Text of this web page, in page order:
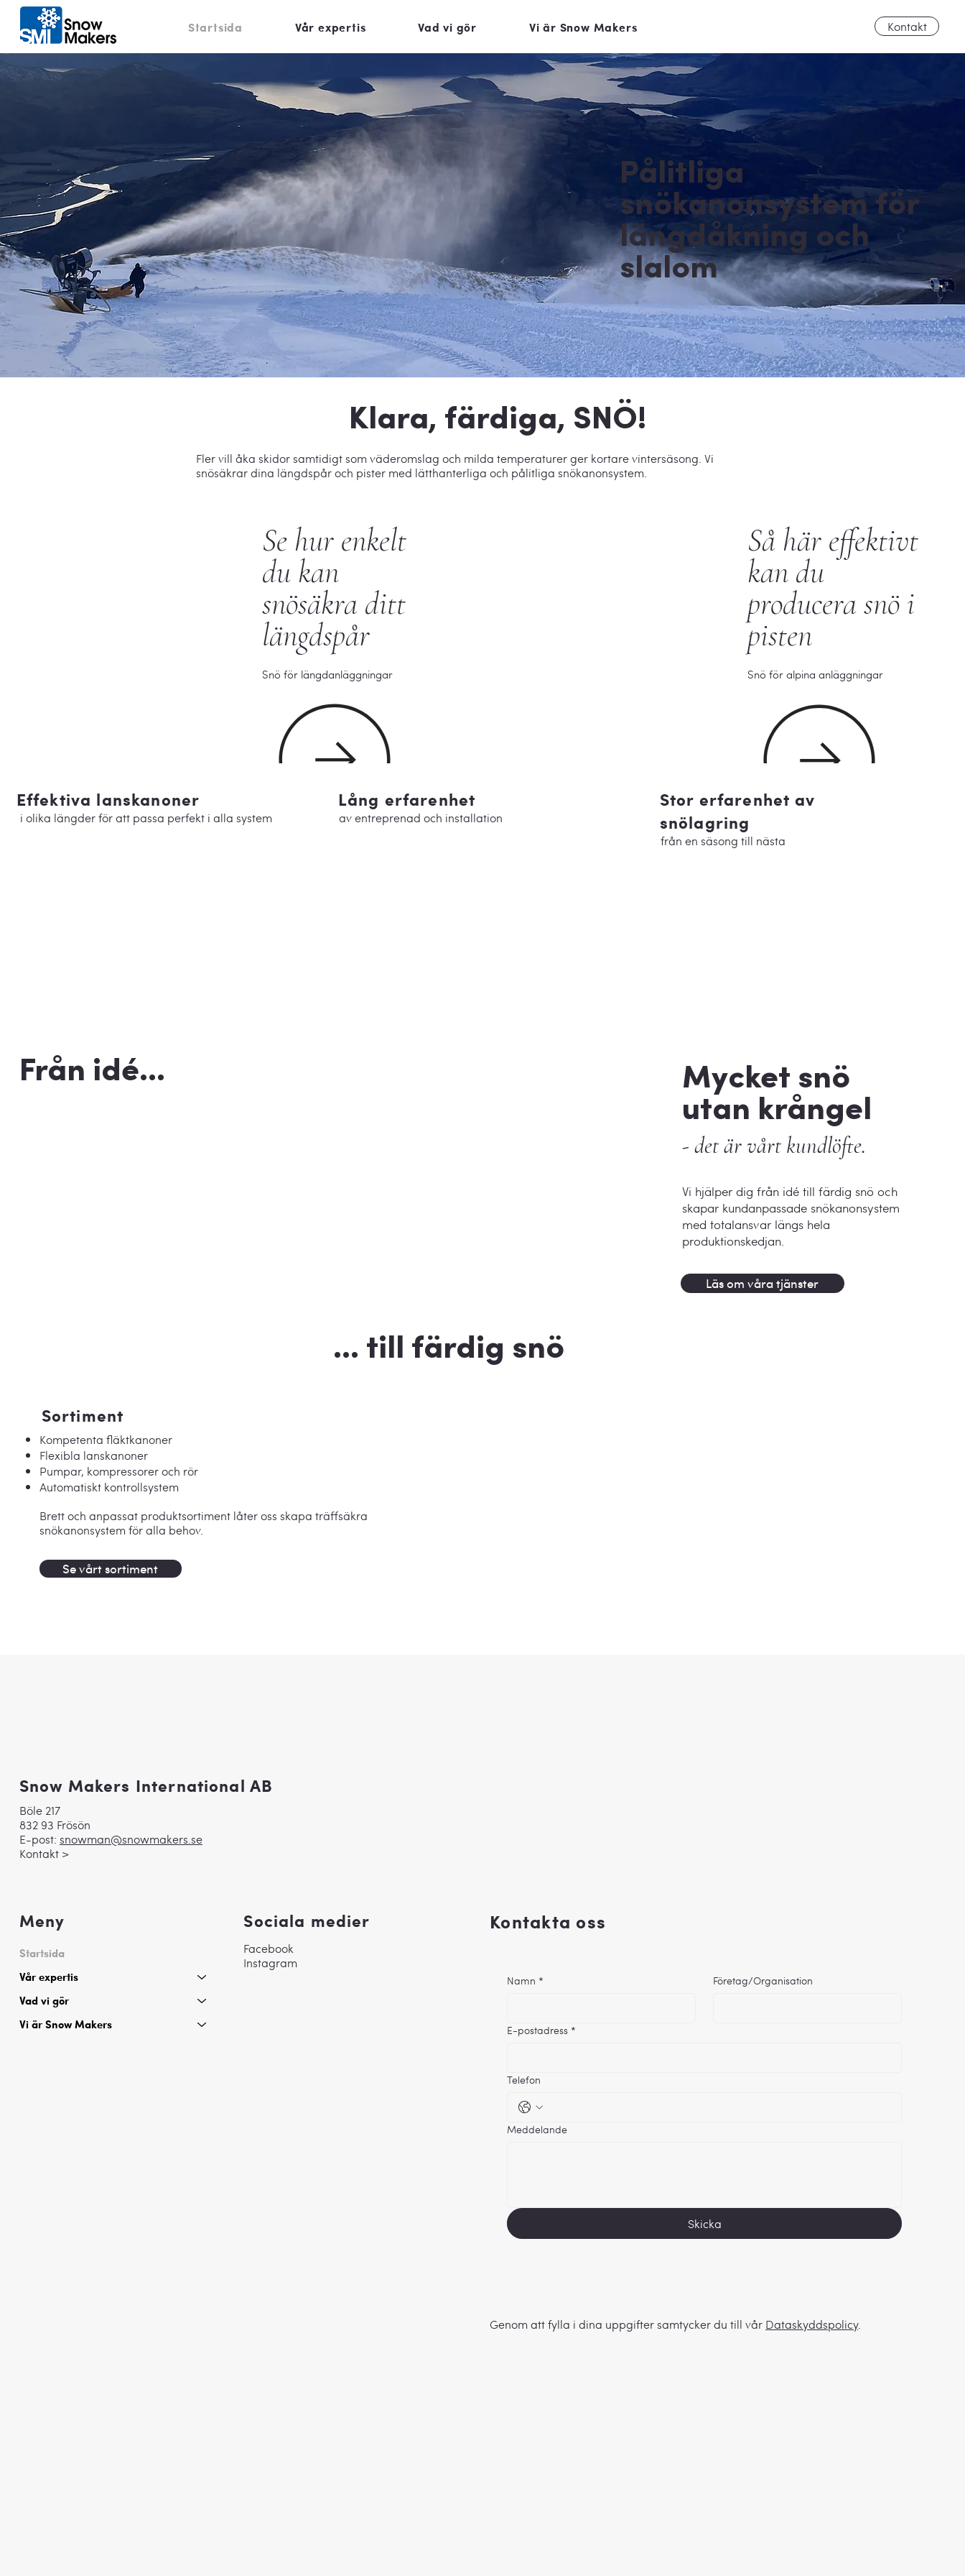
Startsida Vår expertis Vad vi gör Vi är Snow Makers Kontakt
Pålitliga
snökanonsystem för
längdåkning och
slalom
Klara, färdiga, SNÖ!
Fler vill åka skidor samtidigt som väderomslag och milda temperaturer ger kortare vintersäsong. Vi
snösäkrar dina längdspår och pister med lätthanterliga och pålitliga snökanonsystem.
Se hur enkelt
du kan
snösäkra ditt
längdspår
Snö för längdanläggningar
Så här effektivt
kan du
producera snö i
pisten
Snö för alpina anläggningar
Effektiva lanskanoner
i olika längder för att passa perfekt i alla system
Lång erfarenhet
av entreprenad och installation
Stor erfarenhet av
snölagring
från en säsong till nästa
Från idé...
... till färdig snö
Mycket snö
utan krångel
- det är vårt kundlöfte.
Vi hjälper dig från idé till färdig snö och
skapar kundanpassade snökanonsystem
med totalansvar längs hela
produktionskedjan.
Läs om våra tjänster
Sortiment
Kompetenta fläktkanoner
Flexibla lanskanoner
Pumpar, kompressorer och rör
Automatiskt kontrollsystem
Brett och anpassat produktsortiment låter oss skapa träffsäkra
snökanonsystem för alla behov.
Se vårt sortiment
Snow Makers International AB
Böle 217
832 93 Frösön
E-post: snowman@snowmakers.se
Kontakt >
Meny
Startsida
Vår expertis
Vad vi gör
Vi är Snow Makers
Sociala medier
Facebook
Instagram
Kontakta oss
Namn * Företag/Organisation
E-postadress *
Telefon
Meddelande
Skicka
Genom att fylla i dina uppgifter samtycker du till vår Dataskyddspolicy.